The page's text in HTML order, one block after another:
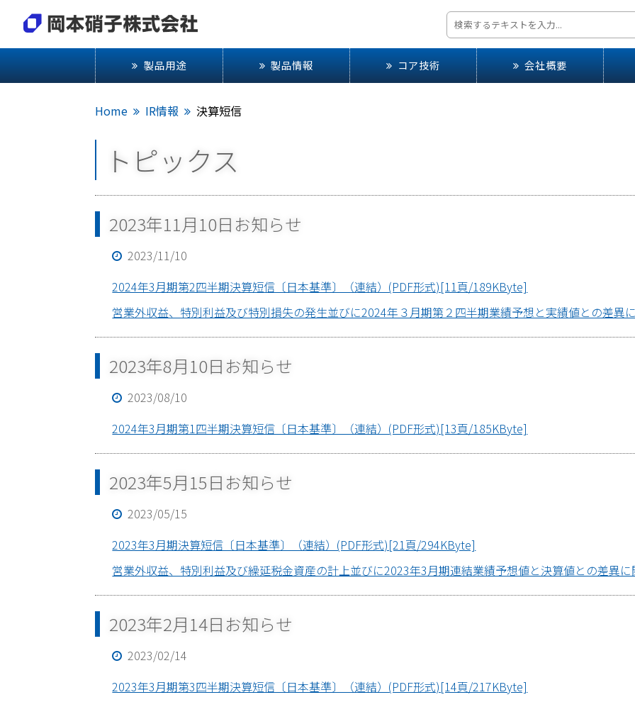
製品用途 製品情報 コア技術 会社概要
Home IR情報 決算短信
トピックス
2023年11月10日お知らせ
2023/11/10
2024年3月期第2四半期決算短信〔日本基準〕（連結）(PDF形式)[11頁/189KByte]
営業外収益、特別利益及び特別損失の発生並びに2024年３月期第２四半期業績予想と実績値との差異
2023年8月10日お知らせ
2023/08/10
2024年3月期第1四半期決算短信〔日本基準〕（連結）(PDF形式)[13頁/185KByte]
2023年5月15日お知らせ
2023/05/15
2023年3月期決算短信〔日本基準〕（連結）(PDF形式)[21頁/294KByte]
営業外収益、特別利益及び繰延税金資産の計上並びに2023年3月期連結業績予想値と決算値との差異
2023年2月14日お知らせ
2023/02/14
2023年3月期第3四半期決算短信〔日本基準〕（連結）(PDF形式)[14頁/217KByte]